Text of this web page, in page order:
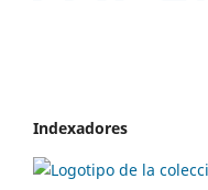
Indexadores